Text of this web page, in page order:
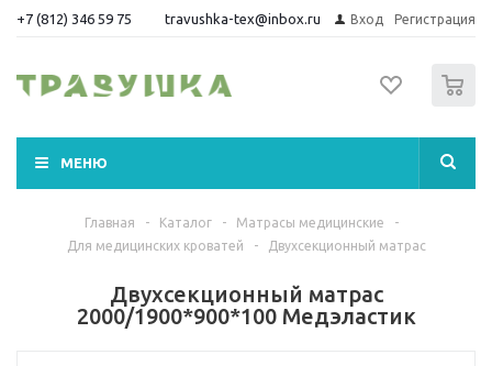
+7 (812) 346 59 75 travushka-tex@inbox.ru Вход Регистрация
МЕНЮ
Главная - Каталог - Матрасы медицинские
-
Для медицинских кроватей
- Двухсекционный матрас
Двухсекционный матрас
2000/1900*900*100 Медэластик